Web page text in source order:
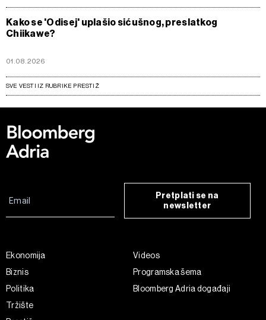
Kako se 'Odisej' uplašio sićušnog, preslatkog
Chiikawe?
01.08.2026
SVE VESTI IZ RUBRIKE PRESTIŽ
Pretplati se na
newsletter
Ekonomija
Biznis
Politika
Tržište
Videos
Programska šema
Bloomberg Adria događaji